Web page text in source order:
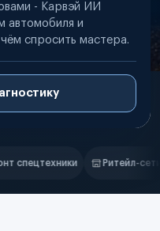
- Карвэй ИИ
автомобиля и
спросить мастера.
Управляющие компании